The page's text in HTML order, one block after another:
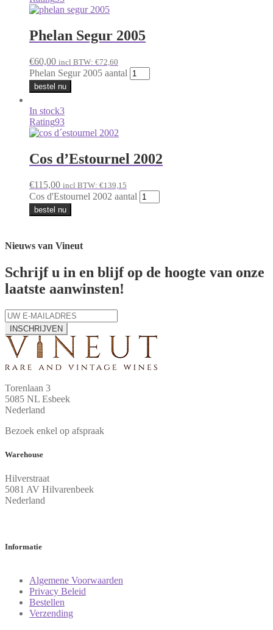
Phelan Segur 2005
€60,00 incl BTW: €72,60
Phelan Segur 2005 aantal
bestel nu
In stock3
Rating93
Cos d’Estournel 2002
€115,00 incl BTW: €139,15
Cos d'Estournel 2002 aantal
bestel nu
Nieuws van Vineut
Schrijf u in en blijf op de hoogte van onze
laatste aanwinsten!
INSCHRIJVEN
Torenlaan 3
5085 NL Esbeek
Nederland
Bezoek enkel op afspraak
Warehouse
Hilverstraat
5081 AV Hilvarenbeek
Nederland
Informatie
Algemene Voorwaarden
Privacy Beleid
Bestellen
Verzending